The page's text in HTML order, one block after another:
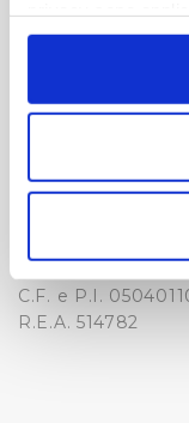
in cui avete
modificare o
momento dalla
Con il tuo
Identificare
attivamente
Publiacqua S.p.A
Tel. +39
Fax. +39
C.F. e P.I.
R.E.A. 514782